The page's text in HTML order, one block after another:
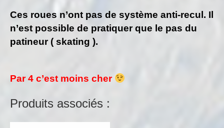
Ces roues n’ont pas de système anti-recul. Il
n’est possible de pratiquer que le pas du
patineur ( skating ).
Par 4 c’est moins cher
Produits associés :